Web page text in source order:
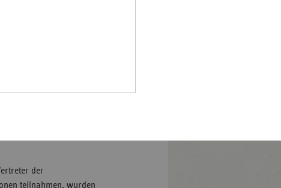
Baden-
der Knappschaft und der
im Land eine Unterstützung.
der
teilnahmen, wurden